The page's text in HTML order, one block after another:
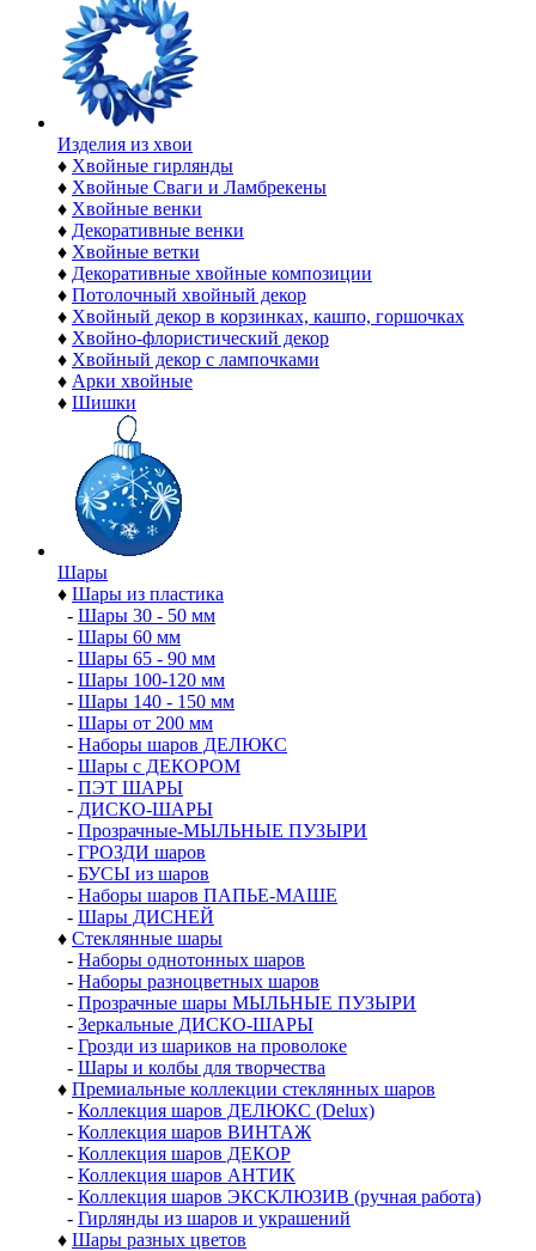
Изделия из хвои
♦ Хвойные гирлянды
♦ Хвойные Сваги и Ламбрекены
♦ Хвойные венки
♦ Декоративные венки
♦ Хвойные ветки
♦ Декоративные хвойные композиции
♦ Потолочный хвойный декор
♦ Хвойный декор в корзинках, кашпо, горшочках
♦ Хвойно-флористический декор
♦ Хвойный декор с лампочками
♦ Арки хвойные
♦ Шишки
Шары
♦ Шары из пластика
- Шары 30 - 50 мм
- Шары 60 мм
- Шары 65 - 90 мм
- Шары 100-120 мм
- Шары 140 - 150 мм
- Шары от 200 мм
- Наборы шаров ДЕЛЮКС
- Шары с ДЕКОРОМ
- ПЭТ ШАРЫ
- ДИСКО-ШАРЫ
- Прозрачные-МЫЛЬНЫЕ ПУЗЫРИ
- ГРОЗДИ шаров
- БУСЫ из шаров
- Наборы шаров ПАПЬЕ-МАШЕ
- Шары ДИСНЕЙ
♦ Стеклянные шары
- Наборы однотонных шаров
- Наборы разноцветных шаров
- Прозрачные шары МЫЛЬНЫЕ ПУЗЫРИ
- Зеркальные ДИСКО-ШАРЫ
- Грозди из шариков на проволоке
- Шары и колбы для творчества
♦ Премиальные коллекции стеклянных шаров
- Коллекция шаров ДЕЛЮКС (Delux)
- Коллекция шаров ВИНТАЖ
- Коллекция шаров ДЕКОР
- Коллекция шаров АНТИК
- Коллекция шаров ЭКСКЛЮЗИВ (ручная работа)
- Гирлянды из шаров и украшений
♦ Шары разных цветов